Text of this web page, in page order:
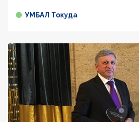
УМБАЛ Токуда